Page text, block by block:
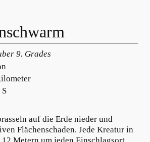
9. Grades
S
auf die Erde nieder und
Flächenschaden. Jede Kreatur in